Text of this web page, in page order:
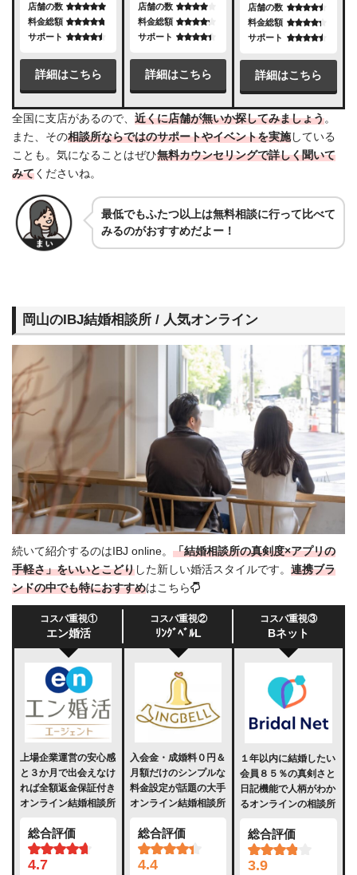
店舗の数
料金総額
サポート
詳細はこちら
店舗の数
料金総額
サポート
詳細はこちら
店舗の数
料金総額
サポート
詳細はこちら
全国に支店があるので、 近くに店舗が無いか探してみましょう。
また、その相談所ならではのサポートやイベントを実施している
ことも。気になることはぜひ無料カウンセリングで詳しく聞いて
みてくださいね。
最低でもふたつ以上は無料相談に行って比べて
みるのがおすすめだよー！
岡山のIBJ結婚相談所 / 人気オンライン
続いて紹介するのはIBJ online。 「結婚相談所の真剣度×アプリの
手軽さ」をいいとこどりした新しい婚活スタイルです。 連携ブラ
ンドの中でも特におすすめはこちら
コスパ重視①
エン婚活
コスパ重視②
ﾘﾝｸﾞﾍﾞﾙL
コスパ重視③
Bネット
上場企業運営の安心感
と３か月で出会えなけ
れば全額返金保証付き
オンライン結婚相談所
総合評価
4.7
入会金・成婚料０円＆
月額だけのシンプルな
料金設定が話題の大手
オンライン結婚相談所
総合評価
4.4
１年以内に結婚したい
会員８５％の真剣さと
日記機能で人柄がわか
るオンラインの相談所
総合評価
3.9